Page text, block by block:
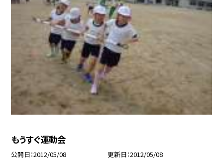
もうすぐ運動会
公開日 2012/05/08 更新日 2012/05/08